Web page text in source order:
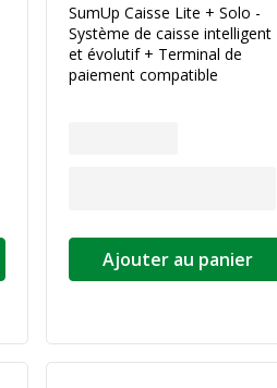
SumUp Caisse Lite + Solo -
Système de caisse intelligent
et évolutif + Terminal de
paiement compatible
Ajouter au panier